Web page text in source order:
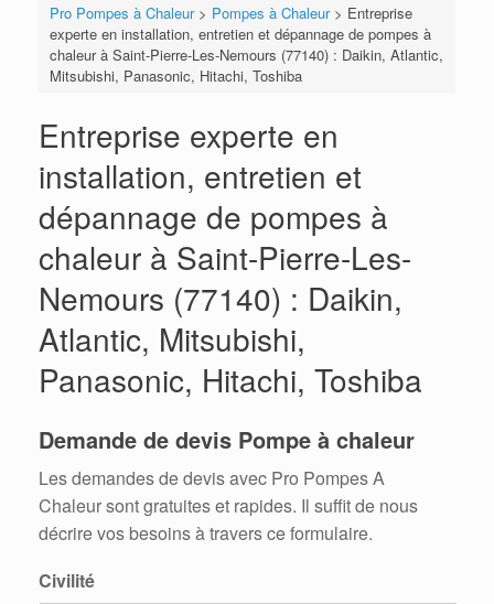
Pro Pompes à Chaleur> Pompes à Chaleur> Entreprise
experte en installation, entretien et dépannage de pompes à
chaleur à Saint-Pierre-Les-Nemours (77140) : Daikin, Atlantic,
Mitsubishi, Panasonic, Hitachi, Toshiba
Entreprise experte en
installation, entretien et
dépannage de pompes à
chaleur à Saint-Pierre-Les-
Nemours (77140) : Daikin,
Atlantic, Mitsubishi,
Panasonic, Hitachi, Toshiba
Demande de devis Pompe à chaleur
Les demandes de devis avec Pro Pompes A
Chaleur sont gratuites et rapides. Il suffit de nous
décrire vos besoins à travers ce formulaire.
Civilité